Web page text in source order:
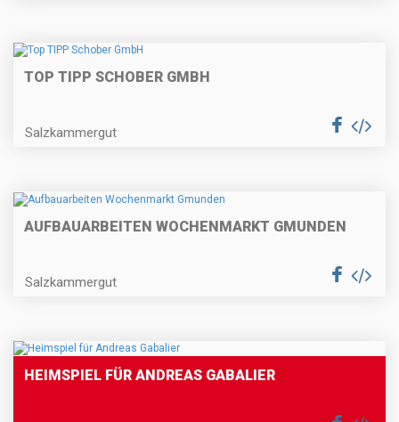
TOP TIPP SCHOBER GMBH
Salzkammergut
AUFBAUARBEITEN WOCHENMARKT GMUNDEN
Salzkammergut
HEIMSPIEL FÜR ANDREAS GABALIER